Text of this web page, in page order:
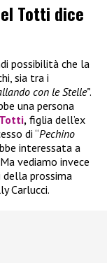
Totti dice
possibilità che la
sia tra i
con le Stelle”.
una persona
, figlia dell’ex
di “Pechino
interessata a
vediamo invece
prossima
Carlucci.